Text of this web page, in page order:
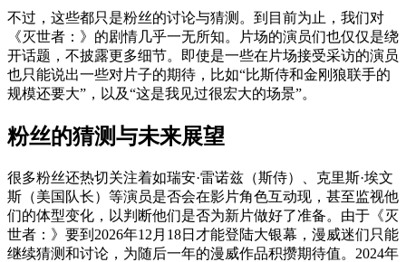
不过，这些都只是粉丝的讨论与猜测。到目前为止，我们对
《灭世者：》的剧情几乎一无所知。片场的演员们也仅仅是绕
开话题，不披露更多细节。即使是一些在片场接受采访的演员
也只能说出一些对片子的期待，比如“比斯侍和金刚狼联手的
规模还要大”，以及“这是我见过很宏大的场景”。
粉丝的猜测与未来展望
很多粉丝还热切关注着如瑞安·雷诺兹（斯侍）、克里斯·埃文
斯（美国队长）等演员是否会在影片角色互动现，甚至监视他
们的体型变化，以判断他们是否为新片做好了准备。由于《灭
世者：》要到2026年12月18日才能登陆大银幕，漫威迷们只能
继续猜测和讨论，为随后一年的漫威作品积攒期待值。2024年